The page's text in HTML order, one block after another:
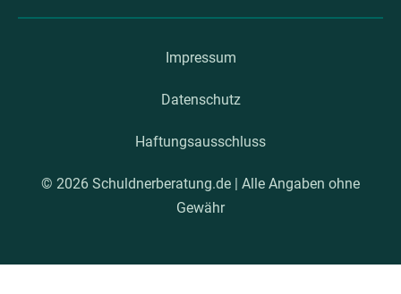
Impressum
Datenschutz
Haftungsausschluss
© 2026 Schuldnerberatung.de | Alle Angaben ohne
Gewähr